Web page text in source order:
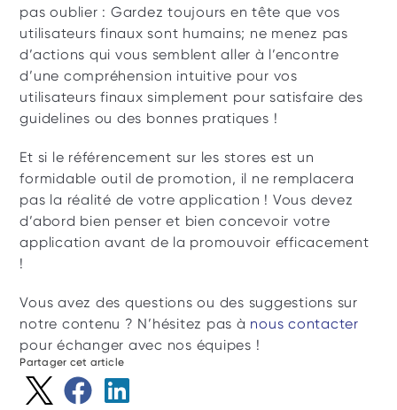
pas oublier : Gardez toujours en tête que vos
utilisateurs finaux sont humains; ne menez pas
d’actions qui vous semblent aller à l’encontre
d’une compréhension intuitive pour vos
utilisateurs finaux simplement pour satisfaire des
guidelines ou des bonnes pratiques !
Et si le référencement sur les stores est un
formidable outil de promotion, il ne remplacera
pas la réalité de votre application ! Vous devez
d’abord bien penser et bien concevoir votre
application avant de la promouvoir efficacement
!
Vous avez des questions ou des suggestions sur
notre contenu ? N’hésitez pas à nous contacter
pour échanger avec nos équipes !
Partager cet article